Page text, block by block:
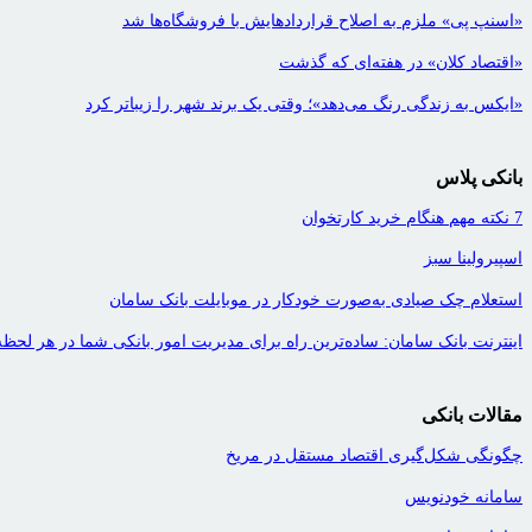
«اسنپ پی» ملزم به اصلاح قراردادهایش با فروشگاه‌ها شد
«اقتصاد کلان» در هفته‌ای که گذشت
«ایکس به زندگی رنگ می‌دهد»؛ وقتی یک برند شهر را زیباتر کرد
بانکی پلاس
7 نکته مهم هنگام خرید کارتخوان
اسپیرولینا سبز
استعلام چک صیادی به‌صورت خودکار در موبایلت بانک سامان
اینترنت بانک سامان: ساده‌ترین راه برای مدیریت امور بانکی شما در هر
مقالات بانکی
چگونگی شکل‌گیری اقتصاد مستقل در مریخ
سامانه خودنویس